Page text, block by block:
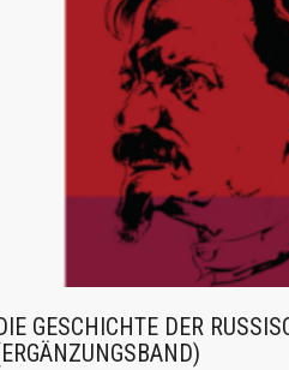
GESCHICHTE DER